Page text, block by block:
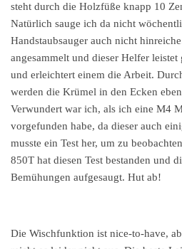
steht durch die Holzfüße knapp 10
Natürlich sauge ich da nicht
Handstaubsauger auch nicht
angesammelt und dieser Helfer
und erleichtert einem die Arbeit.
werden die Krümel in den Ecken
Verwundert war ich, als ich eine M4
vorgefunden habe, da dieser auch
musste ein Test her, um zu
850T hat diesen Test bestanden und
Bemühungen aufgesaugt. Hut ab!
Die Wischfunktion ist nice-to-have,